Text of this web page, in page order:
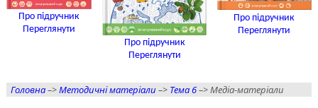
Про підручник
Переглянути
Про підручник
Переглянути
Про підручник
Переглянути
Головна–>Методичні матеріали –> Тема 6–> Медіа-матеріали